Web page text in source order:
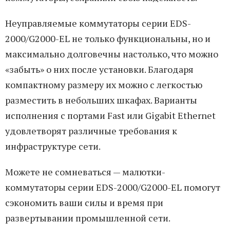
Неуправляемые коммутаторы серии EDS-
2000/G2000-EL не только функциональны, но и
максимально долговечны настолько, что можно
«забыть» о них после установки. Благодаря
компактному размеру их можно с легкостью
разместить в небольших шкафах. Варианты
исполнения с портами Fast или Gigabit Ethernet
удовлетворят различные требования к
инфраструктуре сети.
Можете не сомневаться — малютки-
коммутаторы серии EDS-2000/G2000-EL помогут
сэкономить ваши силы и время при
развертывании промышленной сети.